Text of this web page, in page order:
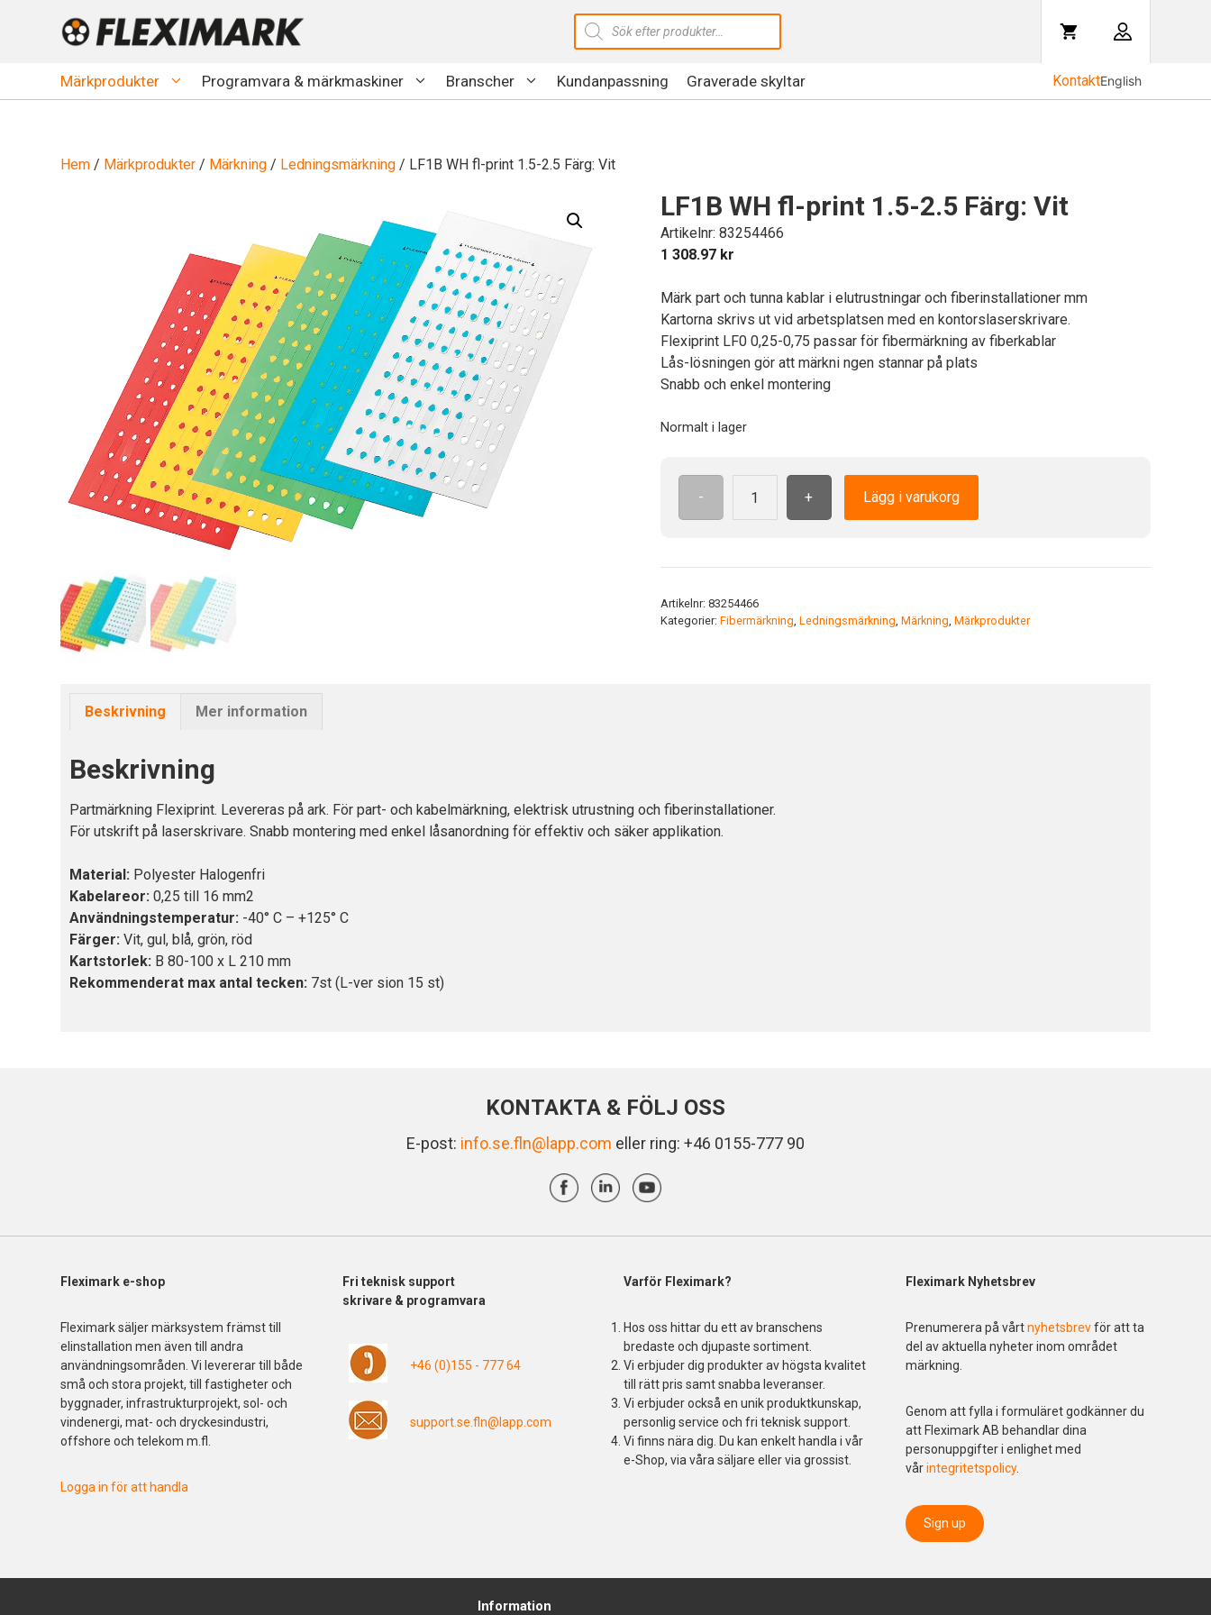
Produktsökning
KontaktEnglish
Märkprodukter Programvara & märkmaskiner Branscher Kundanpassning Graverade skyltar
Hem / Märkprodukter / Märkning / Ledningsmärkning / LF1B WH fl-print 1.5-2.5 Färg: Vit
LF1B WH fl-print 1.5-2.5 Färg: Vit
Artikelnr: 83254466
1 308.97 kr
Märk part och tunna kablar i elutrustningar och fiberinstallationer mm
Kartorna skrivs ut vid arbetsplatsen med en kontorslaserskrivare.
Flexiprint LF0 0,25-0,75 passar för fibermärkning av fiberkablar
Lås-lösningen gör att märkni ngen stannar på plats
Snabb och enkel montering
Normalt i lager
-
print
2.5
+ Lägg i varukorg
Artikelnr: 83254466
Kategorier: Fibermärkning, Ledningsmärkning, Märkning, Märkprodukter
Beskrivning Mer information
Beskrivning
Partmärkning Flexiprint. Levereras på ark. För part- och kabelmärkning, elektrisk utrustning och fiberinstallationer.
För utskrift på laserskrivare. Snabb montering med enkel låsanordning för effektiv och säker applikation.
Material: Polyester Halogenfri
Kabelareor: 0,25 till 16 mm2
Användningstemperatur: -40° C – +125° C
Färger: Vit, gul, blå, grön, röd
Kartstorlek: B 80-100 x L 210 mm
Rekommenderat max antal tecken: 7st (L-ver sion 15 st)
KONTAKTA & FÖLJ OSS
E-post: info.se.fln@lapp.com eller ring: +46 0155-777 90
Fleximark e-shop
Fleximark säljer märksystem främst till
elinstallation men även till andra
användningsområden. Vi levererar till både
små och stora projekt, till fastigheter och
byggnader, infrastrukturprojekt, sol- och
vindenergi, mat- och dryckesindustri,
offshore och telekom m.fl.
Logga in för att handla
Fri teknisk support
skrivare & programvara
+46 (0)155 - 777 64
support.se.fln@lapp.com
Varför Fleximark?
Hos oss hittar du ett av branschens
bredaste och djupaste sortiment.
Vi erbjuder dig produkter av högsta kvalitet
till rätt pris samt snabba leveranser.
Vi erbjuder också en unik produktkunskap,
personlig service och fri teknisk support.
Vi finns nära dig. Du kan enkelt handla i vår
e-Shop, via våra säljare eller via grossist.
Fleximark Nyhetsbrev
Prenumerera på vårtnyhetsbrevför att ta
del av aktuella nyheter inom området
märkning.
Genom att fylla i formuläret godkänner du
att Fleximark AB behandlar dina
personuppgifter i enlighet med
vårintegritetspolicy.
Sign up
Information